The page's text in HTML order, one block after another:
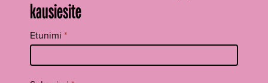
kausiesite
Tilaa
uutiskirje
footer FI
Etunimi *